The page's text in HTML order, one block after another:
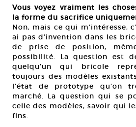
Vous voyez vraiment les
la forme du sacrifice
Non, mais ce qui m’intéresse,
ai pas d’invention dans les
de prise de position,
possibilité. La question est
quelqu’un qui bricole
toujours des modèles
l’état de prototype qu’on
marché. La question qui se
celle des modèles, savoir qui
fins.